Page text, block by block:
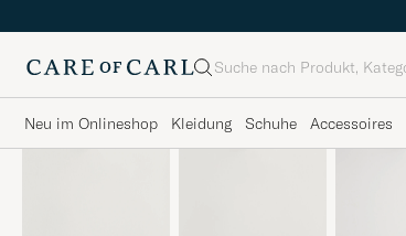
Suche
Neu im Onlineshop Kleidung Schuhe Accessoires